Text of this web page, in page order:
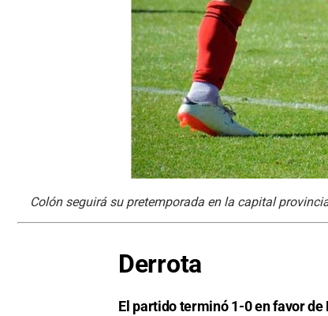
Colón seguirá su pretemporada en la capital
Derrota
El partido terminó 1-0 en favor